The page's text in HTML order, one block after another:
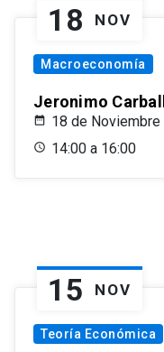
18 NOV
Macroeconomía
Jeronimo
18 de
14:00 a 16:00
15 NOV
Teoría Económica